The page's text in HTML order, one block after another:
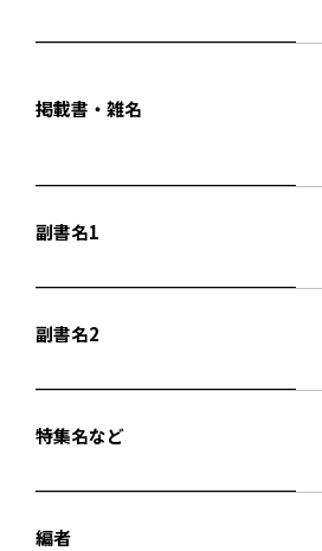
掲載書・雑名
副書名1
副書名2
特集名など
編者